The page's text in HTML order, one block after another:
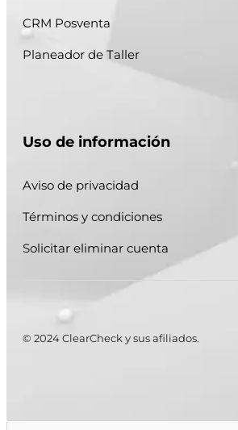
CRM Posventa
Planeador de Taller
Uso de información
Aviso de privacidad
Términos y condiciones
Solicitar eliminar cuenta
© 2024 ClearCheck y sus afiliados.